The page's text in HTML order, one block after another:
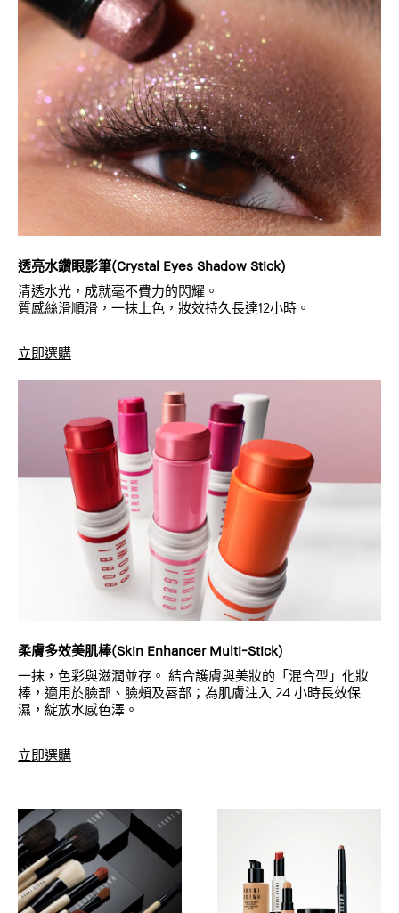
透亮水鑽眼影筆(Crystal Eyes Shadow Stick)
清透水光，成就毫不費力的閃耀。
質感絲滑順滑，一抹上色，妝效持久長達12小時。
立即選購
柔膚多效美肌棒(Skin Enhancer Multi-Stick)
一抹，色彩與滋潤並存。 結合護膚與美妝的「混合型」化妝
棒，適用於臉部、臉頰及唇部；為肌膚注入 24 小時長效保
濕，綻放水感色澤。
立即選購